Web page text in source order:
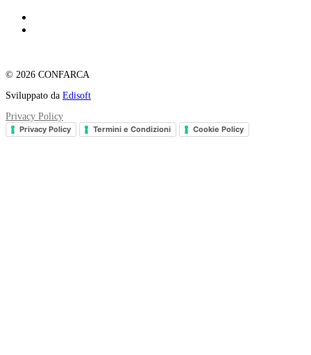
© 2026 CONFARCA
Sviluppato da Edisoft
Privacy Policy
Privacy Policy Termini e Condizioni Cookie Policy